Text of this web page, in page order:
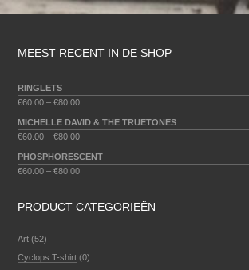
MEEST RECENT IN DE SHOP
RINGLETS
€60.00 –€80.00
MICHELLE DAVID & THE TRUETONES
€60.00 –€80.00
PHOSPHORESCENT
€60.00 –€80.00
PRODUCT CATEGORIEËN
Art (52)
Cyclops T-shirt (0)